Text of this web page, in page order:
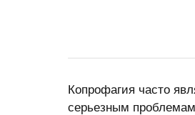
Копрофагия часто
серьезным